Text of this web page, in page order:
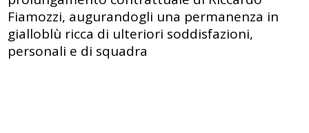
Fiamozzi, augurandogli una permanenza in
gialloblù ricca di ulteriori soddisfazioni,
personali e di squadra